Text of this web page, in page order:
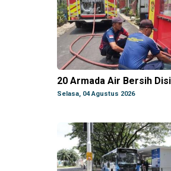
20 Armada Air Bersih
Selasa, 04 Agustus 2026